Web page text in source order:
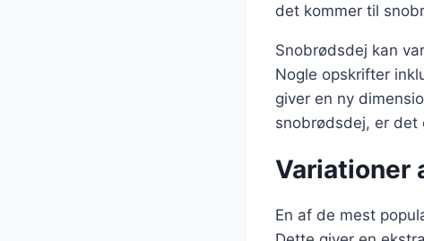
det kommer til
Snobrødsdej kan
Nogle opskrifter
giver en ny
snobrødsdej, er
Variationer
En af de mest